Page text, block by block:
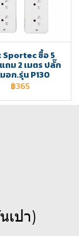
Sportec ซื้อ 5
ถม 2 เมตร ปลั๊ก
อก.รุ่น P130
฿365
เปา)